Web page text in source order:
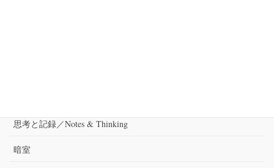
思考と記録／Notes & Thinking
暗室